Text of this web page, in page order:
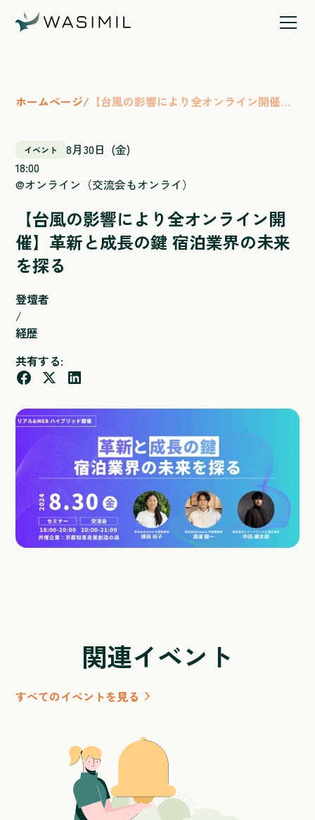
ホームページ/ 【台風の影響により全オンライン開催】
革新と成長の鍵 宿泊業界の未来を探る
イベント 8月30日 (金)
18:00
@オンライン（交流会もオンライ）
【台風の影響により全オンライン開
催】革新と成長の鍵 宿泊業界の未来
を探る
登壇者
/
経歴
共有する:
関連イベント
すべてのイベントを見る